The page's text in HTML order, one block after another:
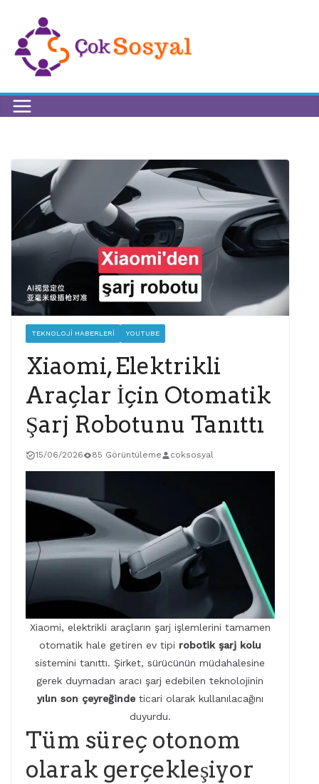
TEKNOLOJI HABERLERI YOUTUBE
Xiaomi, Elektrikli
Araçlar İçin Otomatik
Şarj Robotunu Tanıttı
15/06/2026 85 Görüntüleme coksosyal
Xiaomi, elektrikli araçların şarj işlemlerini tamamen
otomatik hale getiren ev tipi robotik şarj kolu
sistemini tanıttı. Şirket, sürücünün müdahalesine
gerek duymadan aracı şarj edebilen teknolojinin
yılın son çeyreğindeticari olarak kullanılacağını
duyurdu.
Tüm süreç otonom
olarak gerçekleşiyor